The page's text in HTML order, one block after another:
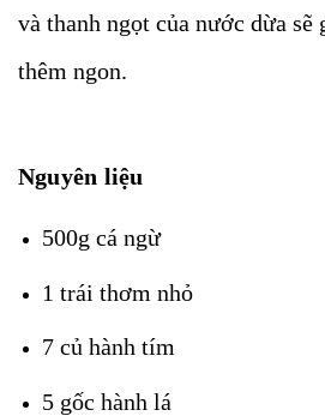
và thanh ngọt của nước dừa sẽ
thêm ngon.
Nguyên liệu
500g cá ngừ
1 trái thơm nhỏ
7 củ hành tím
5 gốc hành lá